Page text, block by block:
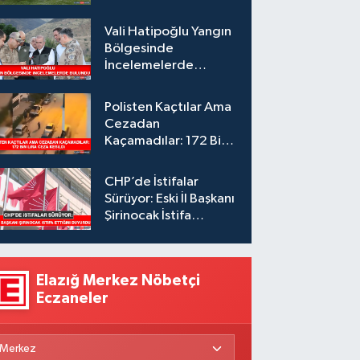
Vali Hatipoğlu Yangın
Bölgesinde
İncelemelerde
Polisten Kaçtılar Ama
Cezadan
Kaçamadılar: 172 Bin
CHP’de İstifalar
Sürüyor: Eski İl Başkanı
Şirinocak İstifa
Elazığ Merkez Nöbetçi
Eczaneler